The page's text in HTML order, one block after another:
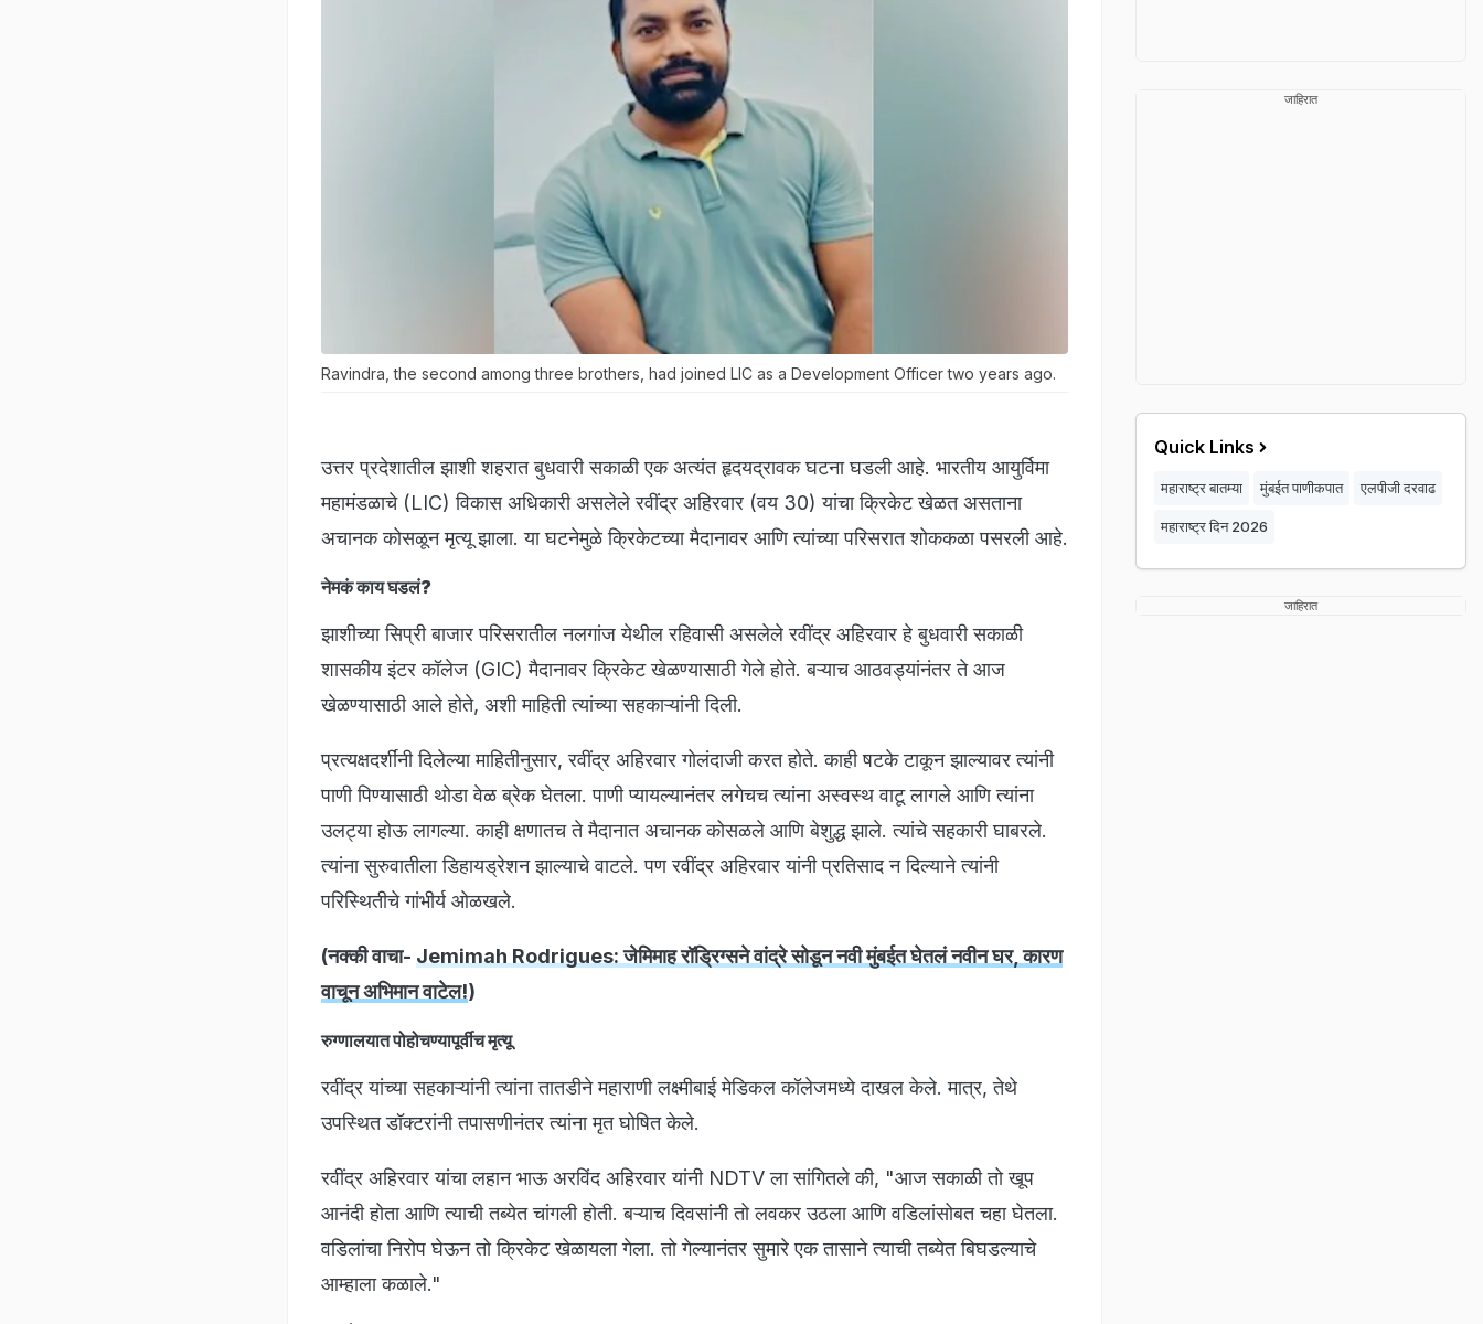
Ravindra, the second among three brothers, had joined LIC as a Development Officer two years ago.
उत्तर प्रदेशातील झाशी शहरात बुधवारी सकाळी एक अत्यंत हृदयद्रावक घटना घडली आहे. भारतीय आयुर्विमा
महामंडळाचे (LIC) विकास अधिकारी असलेले रवींद्र अहिरवार (वय 30) यांचा क्रिकेट खेळत असताना
अचानक कोसळून मृत्यू झाला. या घटनेमुळे क्रिकेटच्या मैदानावर आणि त्यांच्या परिसरात शोककळा पसरली आहे.
नेमकं काय घडलं?
झाशीच्या सिप्री बाजार परिसरातील नलगांज येथील रहिवासी असलेले रवींद्र अहिरवार हे बुधवारी सकाळी
शासकीय इंटर कॉलेज (GIC) मैदानावर क्रिकेट खेळण्यासाठी गेले होते. बऱ्याच आठवड्यांनंतर ते आज
खेळण्यासाठी आले होते, अशी माहिती त्यांच्या सहकाऱ्यांनी दिली.
प्रत्यक्षदर्शींनी दिलेल्या माहितीनुसार, रवींद्र अहिरवार गोलंदाजी करत होते. काही षटके टाकून झाल्यावर त्यांनी
पाणी पिण्यासाठी थोडा वेळ ब्रेक घेतला. पाणी प्यायल्यानंतर लगेचच त्यांना अस्वस्थ वाटू लागले आणि त्यांना
उलट्या होऊ लागल्या. काही क्षणातच ते मैदानात अचानक कोसळले आणि बेशुद्ध झाले. त्यांचे सहकारी घाबरले.
त्यांना सुरुवातीला डिहायड्रेशन झाल्याचे वाटले. पण रवींद्र अहिरवार यांनी प्रतिसाद न दिल्याने त्यांनी
परिस्थितीचे गांभीर्य ओळखले.
(नक्की वाचा- Jemimah Rodrigues: जेमिमाह रॉड्रिग्सने वांद्रे सोडून नवी मुंबईत घेतलं नवीन घर, कारण
वाचून अभिमान वाटेल!)
रुग्णालयात पोहोचण्यापूर्वीच मृत्यू
रवींद्र यांच्या सहकाऱ्यांनी त्यांना तातडीने महाराणी लक्ष्मीबाई मेडिकल कॉलेजमध्ये दाखल केले. मात्र, तेथे
उपस्थित डॉक्टरांनी तपासणीनंतर त्यांना मृत घोषित केले.
रवींद्र अहिरवार यांचा लहान भाऊ अरविंद अहिरवार यांनी NDTV ला सांगितले की, "आज सकाळी तो खूप
आनंदी होता आणि त्याची तब्येत चांगली होती. बऱ्याच दिवसांनी तो लवकर उठला आणि वडिलांसोबत चहा घेतला.
वडिलांचा निरोप घेऊन तो क्रिकेट खेळायला गेला. तो गेल्यानंतर सुमारे एक तासाने त्याची तब्येत बिघडल्याचे
आम्हाला कळाले."
जाहिरात
Quick Links
महाराष्ट्र बातम्या मुंबईत पाणीकपात एलपीजी दरवाढ
महाराष्ट्र दिन 2026
जाहिरात